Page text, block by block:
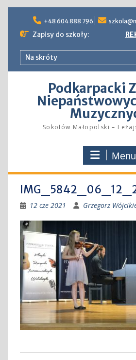
content
+48 604 888 796
Zapisy do szkoły:
Na skróty
Podkarpacki
Sokołów Małopolski –
Menu
12 cze 2021 Grzegorz